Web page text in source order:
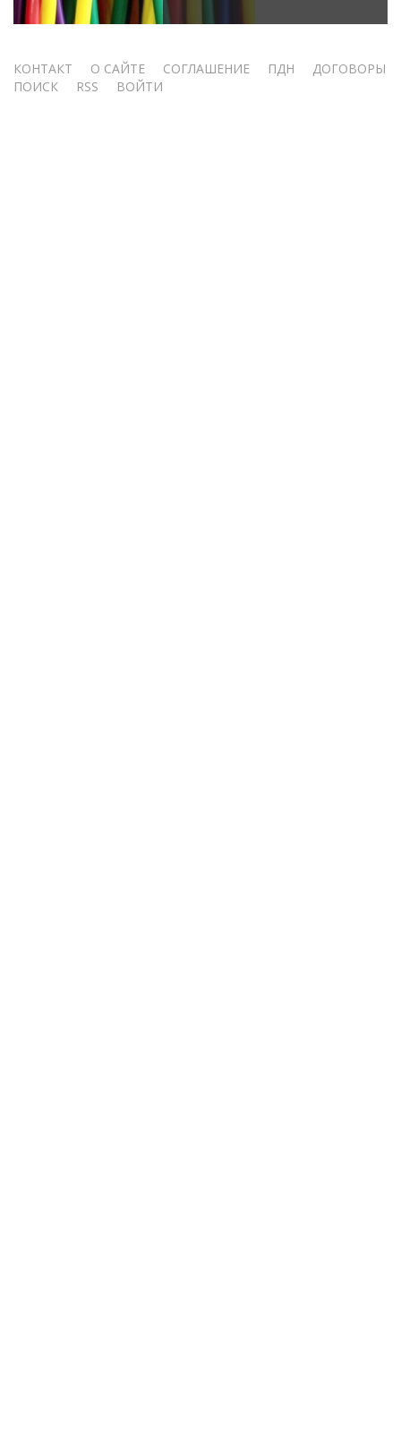
Меню
КОНТАКТ О САЙТЕ СОГЛАШЕНИЕ ПДН
ДОГОВОРЫ
ПОИСК
RSS ВОЙТИ